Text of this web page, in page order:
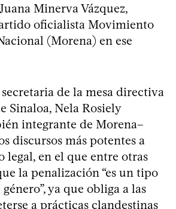
Minerva Vázquez,
oficialista Movimiento
(Morena) en ese
de la mesa directiva
Sinaloa, Nela Rosiely
integrante de Morena–
discursos más potentes a
legal, en el que entre otras
la penalización “es un tipo
ya que obliga a las
a prácticas clandestinas